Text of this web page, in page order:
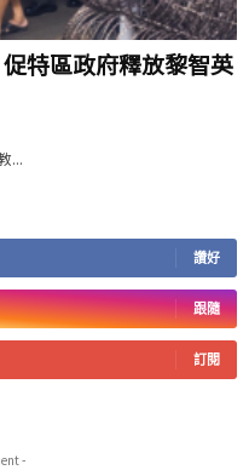
特區政府釋放黎智英
...
讚好
跟隨
訂閱
-